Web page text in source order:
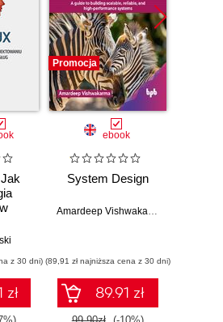
z 30 dni)
zł
Promocja
ebook
System Design
(89,91 zł najniższa cena z 30 dni)
89.91 zł